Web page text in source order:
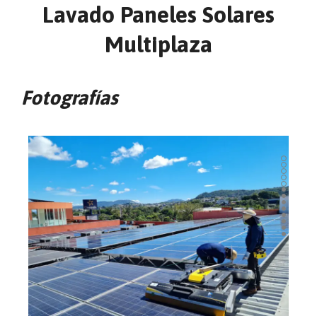
Lavado Paneles Solares
Multiplaza
Fotografías